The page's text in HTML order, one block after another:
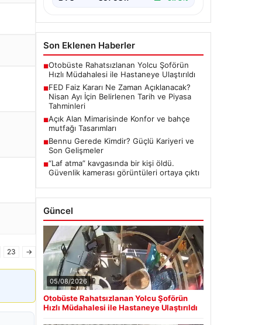
23 →
Son Eklenen Haberler
■Otobüste Rahatsızlanan Yolcu Şoförün
Hızlı Müdahalesi ile Hastaneye Ulaştırıldı
■FED Faiz Kararı Ne Zaman Açıklanacak?
Nisan Ayı İçin Belirlenen Tarih ve Piyasa
Tahminleri
■Açık Alan Mimarisinde Konfor ve bahçe
mutfağı Tasarımları
■Bennu Gerede Kimdir? Güçlü Kariyeri ve
Son Gelişmeler
■“Laf atma” kavgasında bir kişi öldü.
Güvenlik kamerası görüntüleri ortaya çıktı
Güncel
05/08/2026
Otobüste Rahatsızlanan Yolcu Şoförün
Hızlı Müdahalesi ile Hastaneye Ulaştırıldı